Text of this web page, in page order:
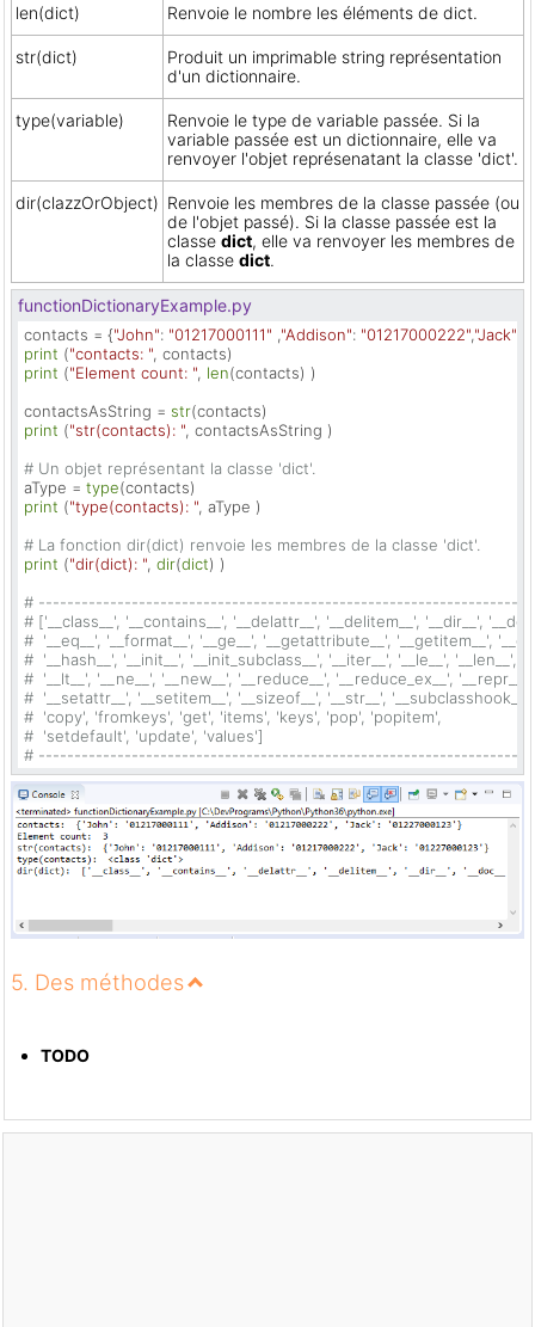
len(dict) Renvoie le nombre les éléments de dict.
str(dict)
Produit un imprimable string représentation
d'un dictionnaire.
type(variable)
Renvoie le type de variable passée. Si la
variable passée est un dictionnaire, elle va
renvoyer l'objet représenatant la classe 'dict'.
dir(clazzOrObject) Renvoie les membres de la classe passée (ou
de l'objet passé). Si la classe passée est la
classe dict, elle va renvoyer les membres de
la classe dict.
functionDictionaryExample.py
contacts = {"John": "01217000111" ,"Addison": "01217000222","Jack"
print ("contacts: "
print ("Element count: ", len(contacts) )
contactsAsString = str
print ("str(contacts): ", contactsAsString )
# Un objet représentant la classe 'dict'.
aType = type
print ("type(contacts): ", aType )
# La fonction dir(dict) renvoie les membres de la classe 'dict'.
print ("dir(dict): ", dir(dict) )
#
# ['__class__', '__contains__', '__delattr__', '__delitem__', '__dir__',
#  '__eq__', '__format__', '__ge__', '__getattribute__', '__getitem__',
#  '__hash__', '__init__', '__init_subclass__', '__iter__', '__le__', '__len__',
#  '__lt__', '__ne__', '__new__', '__reduce__', '__reduce_ex__', '__repr__',
#  '__setattr__', '__setitem__', '__sizeof__', '__str__',
#  'copy', 'fromkeys', 'get', 'items', 'keys', 'pop', 'popitem',
#  'setdefault', 'update', 'values']
#
5. Des méthodes
TODO